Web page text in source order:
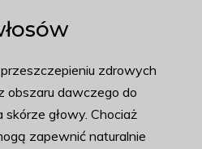
zdrowych
obszaru dawczego do
głowy. Chociaż
zapewnić naturalnie